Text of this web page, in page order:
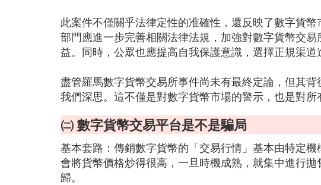
此案件不僅關乎法律定性的准確性，還反映了數字貨
部門應進一步完善相關法律法規，加強對數字貨幣交
益。同時，公眾也應提高自我保護意識，選擇正規渠道
盡管羅馬數字貨幣交易所事件尚未有最終定論，但其
我們深思。這不僅是對數字貨幣市場的警示，也是對所
㈡ 數字貨幣交易平台是不是騙局
基本套路：傳銷數字貨幣的「交易行情」基本由特定
會將貨幣價格炒得很高，一旦時機成熟，就集中進行
歸。